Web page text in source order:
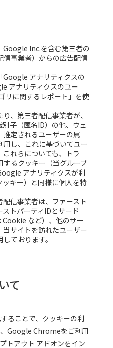
Google Inc.を含む第三者の
信事業者）からの広告配信
Google アナリティクスの
アナリティクスのユー
リに関するレポート」を使
、第三者配信事業者が、
子（匿名ID）の他、ウェ
推定されるユーザーの属
用し、これに基づいてユー
れらについても、トラ
するクッキー（当グループ
アナリティクスが利
キー）と同様に個人を特
信事業者は、ファースト
トパーティIDとサード
など）、他のサー
当サイトを訪れたユーザー
ております。
て
ることで、クッキーの利
Google Chromeをご利用
トアウト アドオンをイン